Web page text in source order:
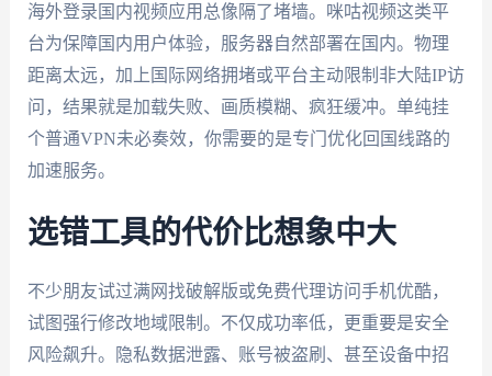
海外登录国内视频应用总像隔了堵墙。咪咕视频这类平
台为保障国内用户体验，服务器自然部署在国内。物理
距离太远，加上国际网络拥堵或平台主动限制非大陆IP访
问，结果就是加载失败、画质模糊、疯狂缓冲。单纯挂
个普通VPN未必奏效，你需要的是专门优化回国线路的
加速服务。
选错工具的代价比想象中大
不少朋友试过满网找破解版或免费代理访问手机优酷，
试图强行修改地域限制。不仅成功率低，更重要是安全
风险飙升。隐私数据泄露、账号被盗刷、甚至设备中招